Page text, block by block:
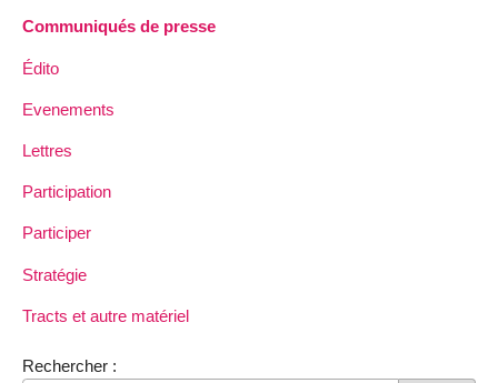
Communiqués de presse
Édito
Evenements
Lettres
Participation
Participer
Stratégie
Tracts et autre matériel
Rechercher :